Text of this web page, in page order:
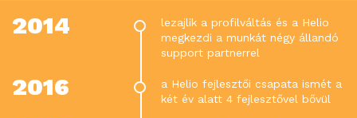
lezajlik a profilváltás és a Helio
megkezdi a munkát négy állandó
support partnerrel
2014
a Helio fejlesztői csapata ismét a
két év alatt 4 fejlesztővel bővül
2016